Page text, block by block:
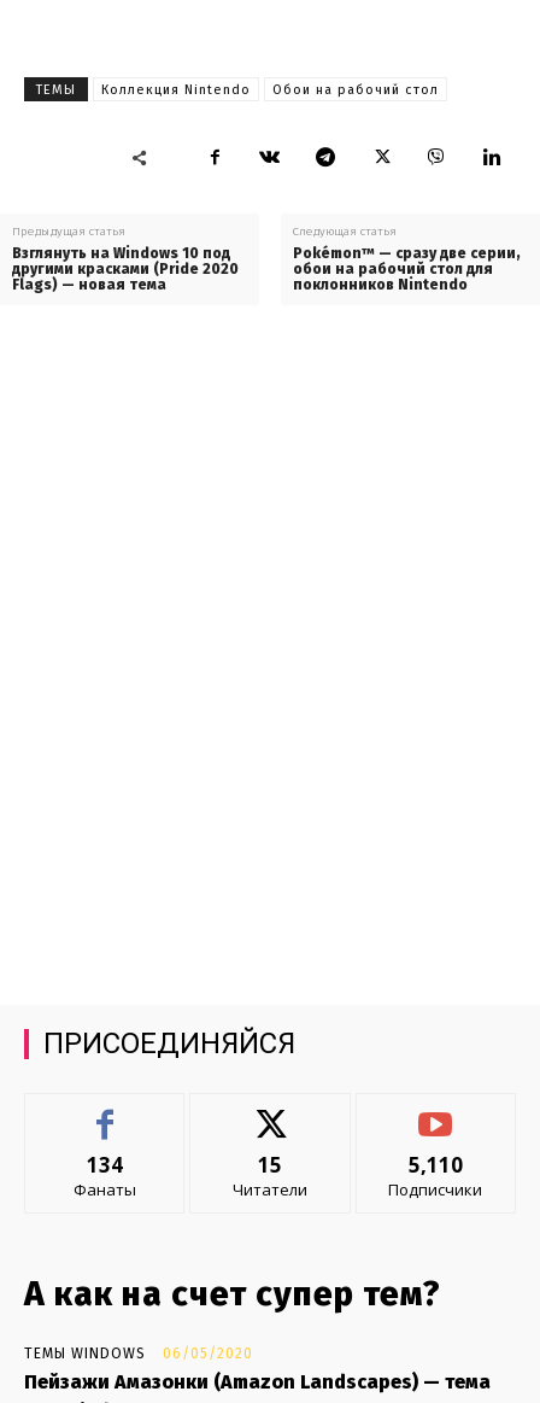
ТЕМЫ Коллекция Nintendo Обои на рабочий стол
Предыдущая статья
Взглянуть на Windows 10 под
другими красками (Pride 2020
Flags) — новая тема
Следующая статья
Pokémon™ — сразу две серии,
обои на рабочий стол для
поклонников Nintendo
ПРИСОЕДИНЯЙСЯ
134
Фанаты
15
Читатели
5,110
Подписчики
А как на счет супер тем?
ТЕМЫ WINDOWS 06/05/2020
Пейзажи Амазонки (Amazon Landscapes) — тема